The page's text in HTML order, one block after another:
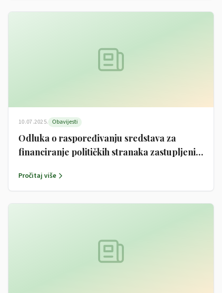
10.07.2025. Obavijesti
Odluka o raspoređivanju sredstava za
financiranje političkih stranaka zastupljenih
godinu
Pročitaj više